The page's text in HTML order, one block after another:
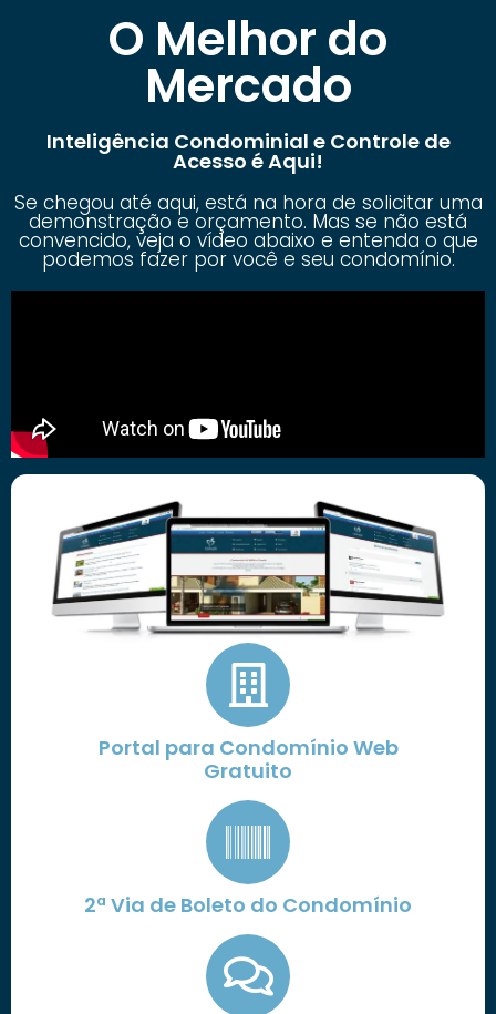
O Melhor do
Mercado
Inteligência Condominial e Controle de
Acesso é Aqui!
Se chegou até aqui, está na hora de solicitar uma
demonstração e orçamento. Mas se não está
convencido, veja o vídeo abaixo e entenda o que
podemos fazer por você e seu condomínio.
Portal para Condomínio Web
Gratuito
2ª Via de Boleto do Condomínio